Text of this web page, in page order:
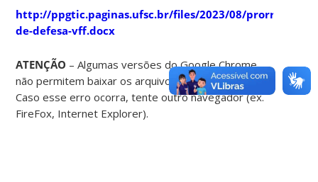
http://ppgtic.paginas.ufsc.br/files/2023/08/
de-defesa-vff.docx
ATENÇÃO – Algumas versões do Google Chrome
não permitem baixar os arquivos do site da UFSC.
Caso esse erro ocorra, tente outro navegador (ex.
FireFox, Internet Explorer).